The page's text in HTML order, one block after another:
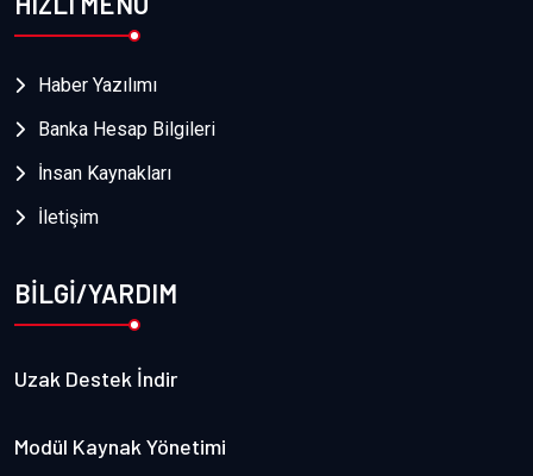
Haber Yazılımı
Banka Hesap Bilgileri
İnsan Kaynakları
İletişim
BİLGİ/YARDIM
Uzak Destek İndir
Modül Kaynak Yönetimi